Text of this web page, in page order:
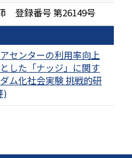
登録番号 第26149号
センターの利用率向上
した「ナッジ」に関す
ム化社会実験 挑戦的研
)